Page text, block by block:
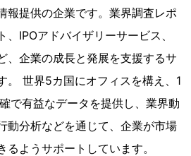
報提供の企業です。業界調査レポ
IPOアドバイザリーサービス、
、企業の成長と発展を支援するサ
。 世界5カ国にオフィスを構え、1
で有益なデータを提供し、業界動
動分析などを通じて、企業が市場
ようサポートしています。